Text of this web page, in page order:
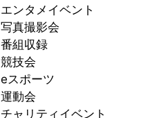
エンタメイベント
写真撮影会
番組収録
競技会
eスポーツ
運動会
チャリティイベント